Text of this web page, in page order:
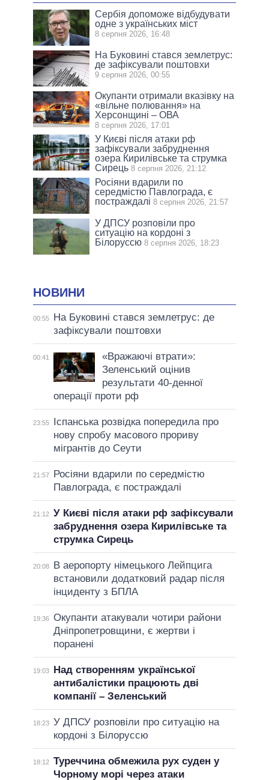
Сербія допоможе відбудувати
одне з українських міст
8 серпня 2026, 16:48
На Буковині стався землетрус:
де зафіксували поштовхи
9 серпня 2026, 00:55
Окупанти отримали вказівку на
«вільне полювання» на
Херсонщині – ОВА
8 серпня 2026, 17:01
У Києві після атаки рф
зафіксували забруднення
озера Кирилівське та струмка
Сирець 8 серпня 2026, 21:12
Росіяни вдарили по
середмістю Павлограда, є
постраждалі 8 серпня 2026, 21:57
У ДПСУ розповіли про
ситуацію на кордоні з
Білоруссю 8 серпня 2026, 18:23
НОВИНИ
00:55
На Буковині стався землетрус: де
зафіксували поштовхи
00:41
«Вражаючі втрати»:
Зеленський оцінив
результати 40-денної
операції проти рф
23:55
Іспанська розвідка попередила про
нову спробу масового прориву
мігрантів до Сеути
21:57
Росіяни вдарили по середмістю
Павлограда, є постраждалі
21:12 У Києві після атаки рф зафіксували
забруднення озера Кирилівське та
струмка Сирець
20:08
В аеропорту німецького Лейпцига
встановили додатковий радар після
інциденту з БПЛА
19:36 Окупанти атакували чотири райони
Дніпропетровщини, є жертви і
поранені
19:03
Над створенням української
антибалістики працюють дві
компанії – Зеленський
18:23 У ДПСУ розповіли про ситуацію на
кордоні з Білоруссю
18:12 Туреччина обмежила рух суден у
Чорному морі через атаки